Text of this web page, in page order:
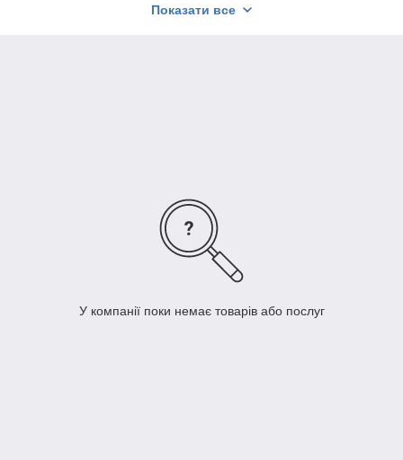
Надаємо гарантію на всю продукцію 180 днів.
Показати все
У компанії поки немає товарів або послуг